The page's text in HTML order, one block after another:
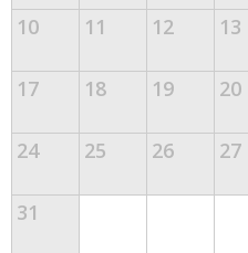
10 11 12 13
17 18 19 20
24 25 26 27
31